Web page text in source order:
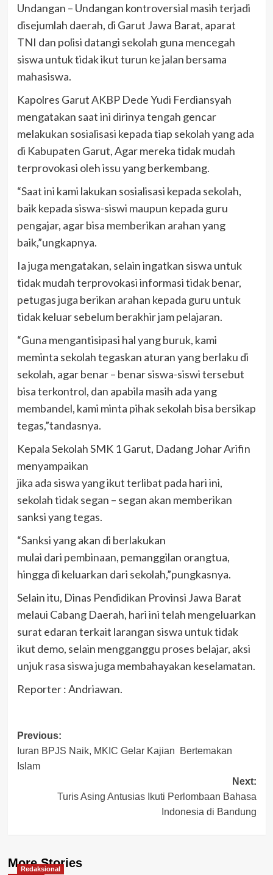
Undangan – Undangan kontroversial masih terjadi
disejumlah daerah, di Garut Jawa Barat, aparat
TNI dan polisi datangi sekolah guna mencegah
siswa untuk tidak ikut turun ke jalan bersama
mahasiswa.
Kapolres Garut AKBP Dede Yudi Ferdiansyah
mengatakan saat ini dirinya tengah gencar
melakukan sosialisasi kepada tiap sekolah yang ada
di Kabupaten Garut, Agar mereka tidak mudah
terprovokasi oleh issu yang berkembang.
“Saat ini kami lakukan sosialisasi kepada sekolah,
baik kepada siswa-siswi maupun kepada guru
pengajar, agar bisa memberikan arahan yang
baik,”ungkapnya.
Ia juga mengatakan, selain ingatkan siswa untuk
tidak mudah terprovokasi informasi tidak benar,
petugas juga berikan arahan kepada guru untuk
tidak keluar sebelum berakhir jam pelajaran.
“Guna mengantisipasi hal yang buruk, kami
meminta sekolah tegaskan aturan yang berlaku di
sekolah, agar benar – benar siswa-siswi tersebut
bisa terkontrol, dan apabila masih ada yang
membandel, kami minta pihak sekolah bisa bersikap
tegas,”tandasnya.
Kepala Sekolah SMK 1 Garut, Dadang Johar Arifin
menyampaikan
jika ada siswa yang ikut terlibat pada hari ini,
sekolah tidak segan – segan akan memberikan
sanksi yang tegas.
“Sanksi yang akan di berlakukan
mulai dari pembinaan, pemanggilan orangtua,
hingga di keluarkan dari sekolah,”pungkasnya.
Selain itu, Dinas Pendidikan Provinsi Jawa Barat
melaui Cabang Daerah, hari ini telah mengeluarkan
surat edaran terkait larangan siswa untuk tidak
ikut demo, selain mengganggu proses belajar, aksi
unjuk rasa siswa juga membahayakan keselamatan.
Reporter : Andriawan.
Post
navigation
Previous:
Iuran BPJS Naik, MKIC Gelar Kajian Bertemakan
Islam
Next:
Turis Asing Antusias Ikuti Perlombaan Bahasa
Indonesia di Bandung
More Stories
Redaksional